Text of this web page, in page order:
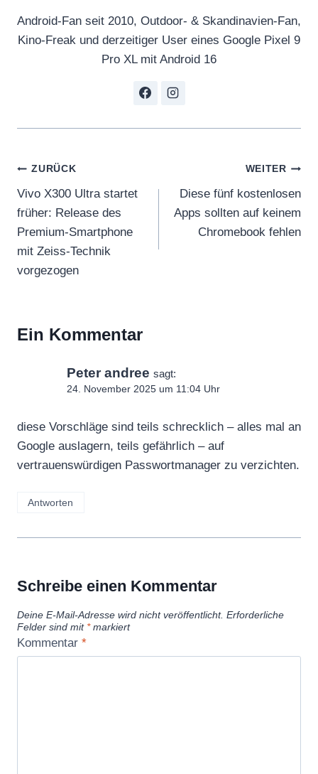
Android-Fan seit 2010, Outdoor- & Skandinavien-Fan,
Kino-Freak und derzeitiger User eines Google Pixel 9
Pro XL mit Android 16
Beitragsnavigation
ZURÜCK
Vivo X300 Ultra startet
früher: Release des
Premium-Smartphone
mit Zeiss-Technik
vorgezogen
WEITER
Diese fünf kostenlosen
Apps sollten auf keinem
Chromebook fehlen
Ein Kommentar
Peter andree sagt:
24. November 2025 um 11:04 Uhr
diese Vorschläge sind teils schrecklich – alles mal an
Google auslagern, teils gefährlich – auf
vertrauenswürdigen Passwortmanager zu verzichten.
Antworten
Schreibe einen Kommentar
Deine E-Mail-Adresse wird nicht veröffentlicht. Erforderliche
Felder sind mit *markiert
Kommentar *